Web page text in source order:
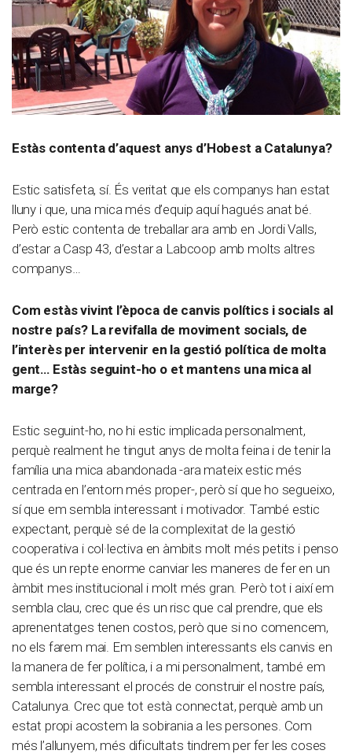
Estàs contenta d’aquest anys d’Hobest a Catalunya?
Estic satisfeta, sí. És veritat que els companys han estat
lluny i que, una mica més d’equip aquí hagués anat bé.
Però estic contenta de treballar ara amb en Jordi Valls,
d’estar a Casp 43, d’estar a Labcoop amb molts altres
companys…
Com estàs vivint l’època de canvis polítics i socials al
nostre país? La revifalla de moviment socials, de
l’interès per intervenir en la gestió política de molta
gent… Estàs seguint-ho o et mantens una mica al
marge?
Estic seguint-ho, no hi estic implicada personalment,
perquè realment he tingut anys de molta feina i de tenir la
família una mica abandonada -ara mateix estic més
centrada en l’entorn més proper-, però sí que ho segueixo,
sí que em sembla interessant i motivador. També estic
expectant, perquè sé de la complexitat de la gestió
cooperativa i col·lectiva en àmbits molt més petits i penso
que és un repte enorme canviar les maneres de fer en un
àmbit mes institucional i molt més gran. Però tot i així em
sembla clau, crec que és un risc que cal prendre, que els
aprenentatges tenen costos, però que si no comencem,
no els farem mai. Em semblen interessants els canvis en
la manera de fer política, i a mi personalment, també em
sembla interessant el procés de construir el nostre país,
Catalunya. Crec que tot està connectat, perquè amb un
estat propi acostem la sobirania a les persones. Com
més l’allunyem, més dificultats tindrem per fer les coses